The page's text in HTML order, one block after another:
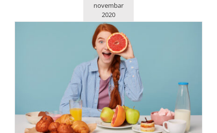
novembar
2020
Jednostavni načini da smršate, a da se ne trudite previše
Saveti